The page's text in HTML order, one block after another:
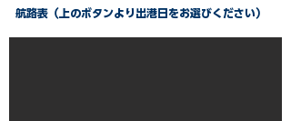
航路表（上のボタンより出港日をお選びください）